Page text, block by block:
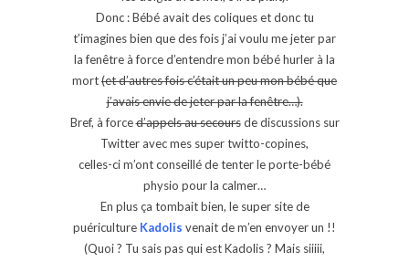
Donc : Bébé avait des coliques et donc tu
t’imagines bien que des fois j’ai voulu me jeter par
la fenêtre à force d’entendre mon bébé hurler à la
mort(et d’autres fois c’était un peu mon bébé que
j’avais envie de jeter par la fenêtre…).
Bref, à forced’appels au secoursde discussions sur
Twitter avec mes super twitto-copines,
celles-ci m’ont conseillé de tenter le porte-bébé
physio pour la calmer…
En plus ça tombait bien, le super site de
puériculture Kadolis venait de m’en envoyer un !!
(Quoi ? Tu sais pas qui est Kadolis ? Mais siiiii,